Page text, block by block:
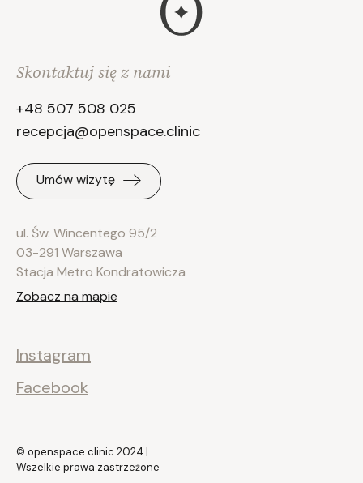
Skontaktuj się z nami
+48 507 508 025
recepcja@openspace.clinic
Umów wizytę
ul. Św. Wincentego 95/2
03-291 Warszawa
Stacja Metro Kondratowicza
Zobacz na mapie
Instagram
Facebook
© openspace.clinic 2024 |
Wszelkie prawa zastrzeżone